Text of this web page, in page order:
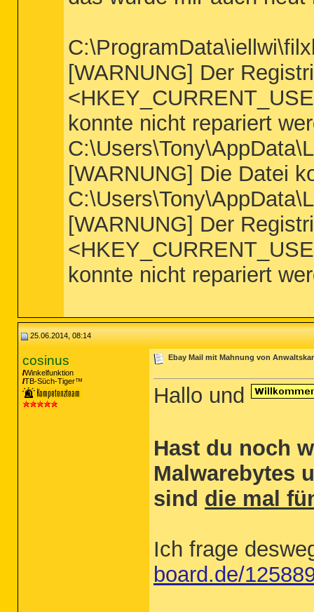
[WARNUNG] Der
konnte nicht repariert
[WARNUNG] Die Datei
[WARNUNG] Der
konnte nicht repariert
25.06.2014, 08:14
cosinus
Winkelfunktion
TB-Süch-Tiger™
Ebay Mail mit Mahnung von
Hallo und
Hast du noch
Malwarebytes
sind die mal
Ich frage
board.de/